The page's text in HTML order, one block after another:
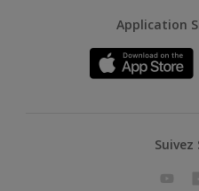
Application
Suivez